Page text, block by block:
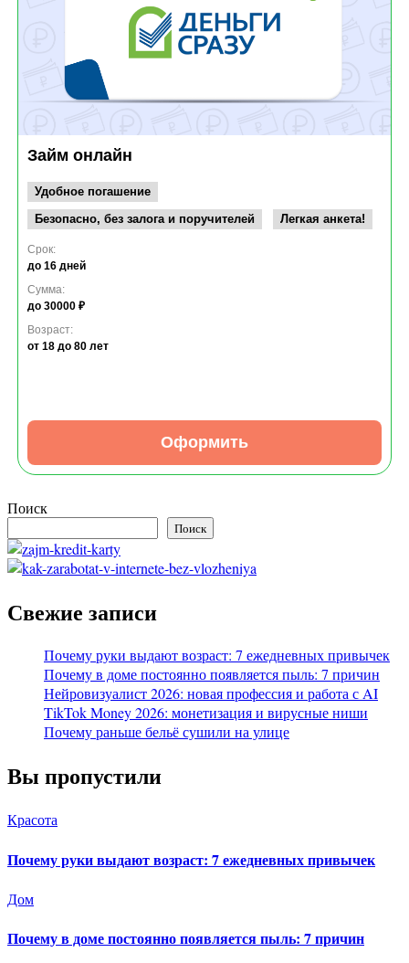
Займ онлайн
Удобное погашение
Безопасно, без залога и поручителей
Легкая анкета!
Срок:
до 16 дней
Сумма:
до 30000 ₽
Возраст:
от 18 до 80 лет
Оформить
Поиск
Поиск
Свежие записи
Почему руки выдают возраст: 7 ежедневных привычек
Почему в доме постоянно появляется пыль: 7 причин
Нейровизуалист 2026: новая профессия и работа с AI
TikTok Money 2026: монетизация и вирусные ниши
Почему раньше бельё сушили на улице
Вы пропустили
Красота
Почему руки выдают возраст: 7 ежедневных привычек
Дом
Почему в доме постоянно появляется пыль: 7 причин